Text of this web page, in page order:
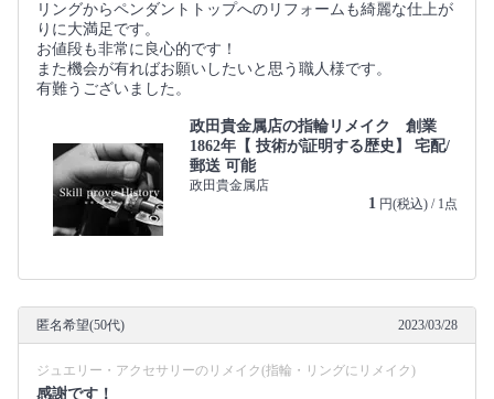
リングからペンダントトップへのリフォームも綺麗な仕上が
りに大満足です。
お値段も非常に良心的です！
また機会が有ればお願いしたいと思う職人様です。
有難うございました。
政田貴金属店の指輪リメイク 創業
1862年【 技術が証明する歴史】 宅配/
郵送 可能
政田貴金属店
1 円(税込) / 1点
匿名希望(50代) 2023/03/28
ジュエリー・アクセサリーのリメイク(指輪・リングにリメイク)
感謝です！